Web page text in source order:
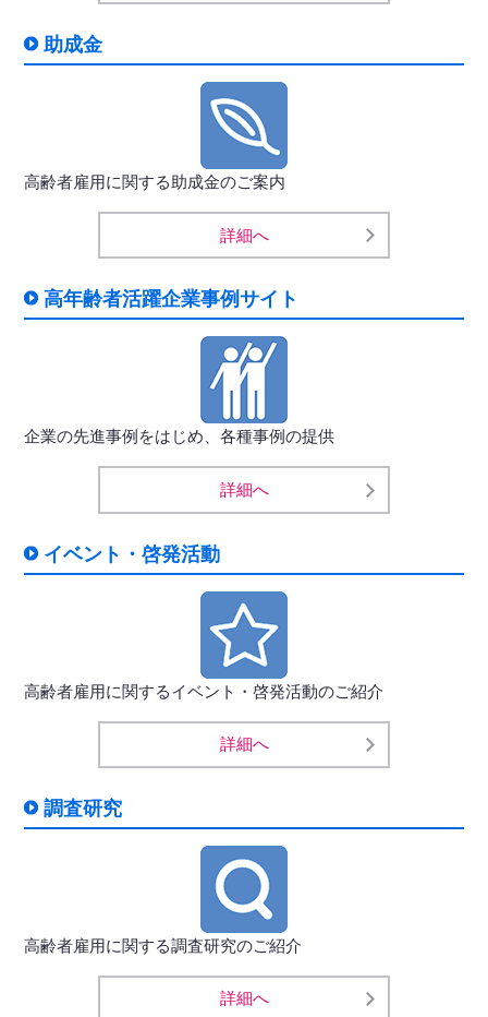
助成金
高齢者雇用に関する助成金のご案内
詳細へ
高年齢者活躍企業事例サイト
企業の先進事例をはじめ、各種事例の提供
詳細へ
イベント・啓発活動
高齢者雇用に関するイベント・啓発活動のご紹介
詳細へ
調査研究
高齢者雇用に関する調査研究のご紹介
詳細へ